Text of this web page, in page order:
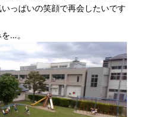
いっぱいの笑顔で再会したいです
…。